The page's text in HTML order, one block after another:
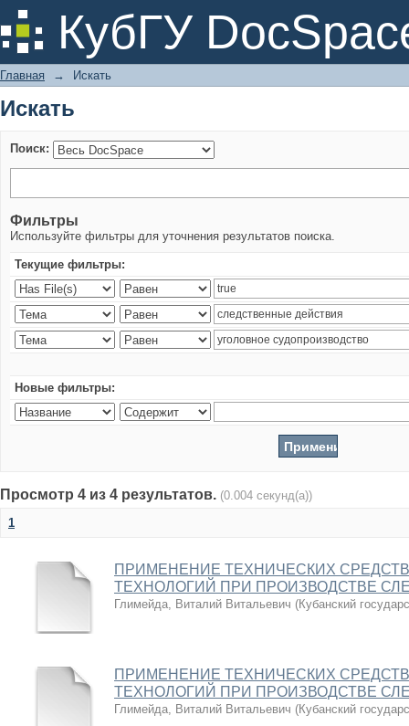
КубГУ
Искать
Главная → Искать
Искать
Поиск:
Фильтры
Используйте фильтры для уточнения результатов поиска.
Текущие фильтры:
Новые фильтры:
Просмотр 4 из 4 результатов. (0.004 секунд(а))
1
ПРИМЕНЕНИЕ ТЕХНИЧЕСКИХ
ТЕХНОЛОГИЙ ПРИ ПРОИЗВОДСТВЕ
Глимейда, Виталий Витальевич (Кубанский
ПРИМЕНЕНИЕ ТЕХНИЧЕСКИХ
ТЕХНОЛОГИЙ ПРИ ПРОИЗВОДСТВЕ
Глимейда, Виталий Витальевич (Кубанский